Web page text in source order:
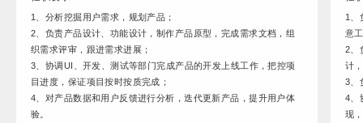
1、分析挖掘用户需求，规划产品；
2、负责产品设计、功能设计，制作产品原型，完成需求文档，组
织需求评审，跟进需求进展；
3、协调UI、开发、测试等部门完成产品的开发上线工作，把控项
目进度，保证项目按时按质完成；
4、对产品数据和用户反馈进行分析，迭代更新产品，提升用户体
验。
1、
意
2、
计
3、
4、
现